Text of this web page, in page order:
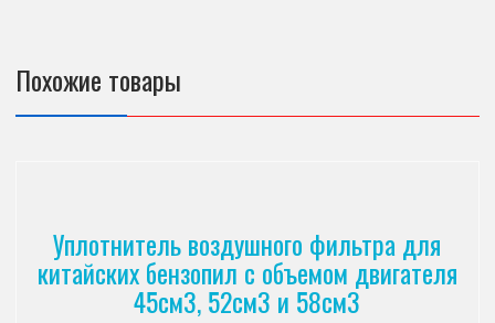
Похожие товары
Уплотнитель воздушного фильтра для
китайских бензопил с объемом двигателя
45см3, 52см3 и 58см3